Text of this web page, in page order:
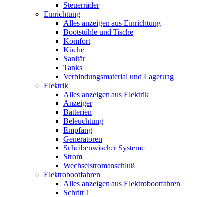
Steuerräder
Einrichtung
Alles anzeigen aus Einrichtung
Bootstühle und Tische
Komfort
Küche
Sanitär
Tanks
Verbindungsmaterial und Lagerung
Elektrik
Alles anzeigen aus Elektrik
Anzeiger
Batterien
Beleuchtung
Empfang
Generatoren
Scheibenwischer Systeme
Strom
Wechselstromanschluß
Elektrobootfahren
Alles anzeigen aus Elektrobootfahren
Schritt 1